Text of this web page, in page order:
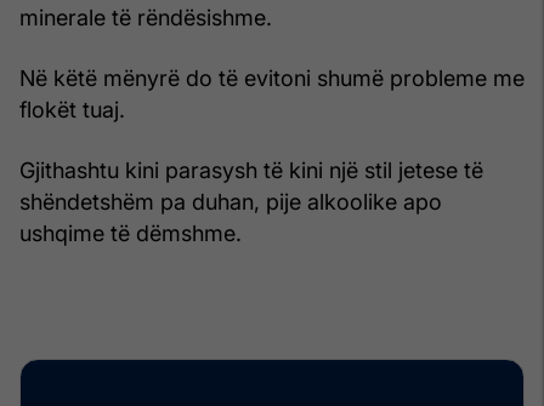
minerale të rëndësishme.
Në këtë mënyrë do të evitoni shumë probleme me
flokët tuaj.
Gjithashtu kini parasysh të kini një stil jetese të
shëndetshëm pa duhan, pije alkoolike apo
ushqime të dëmshme.